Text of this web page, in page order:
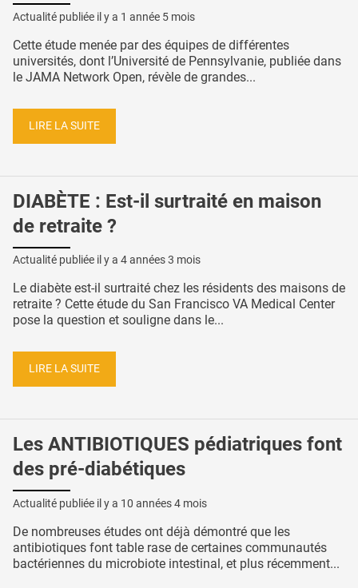
Actualité publiée il y a 1 année 5 mois
Cette étude menée par des équipes de différentes
universités, dont l’Université de Pennsylvanie, publiée dans
le JAMA Network Open, révèle de grandes...
LIRE LA SUITE
DIABÈTE : Est-il surtraité en maison
de retraite ?
Actualité publiée il y a 4 années 3 mois
Le diabète est-il surtraité chez les résidents des maisons de
retraite ? Cette étude du San Francisco VA Medical Center
pose la question et souligne dans le...
LIRE LA SUITE
Les ANTIBIOTIQUES pédiatriques font
des pré-diabétiques
Actualité publiée il y a 10 années 4 mois
De nombreuses études ont déjà démontré que les
antibiotiques font table rase de certaines communautés
bactériennes du microbiote intestinal, et plus récemment...